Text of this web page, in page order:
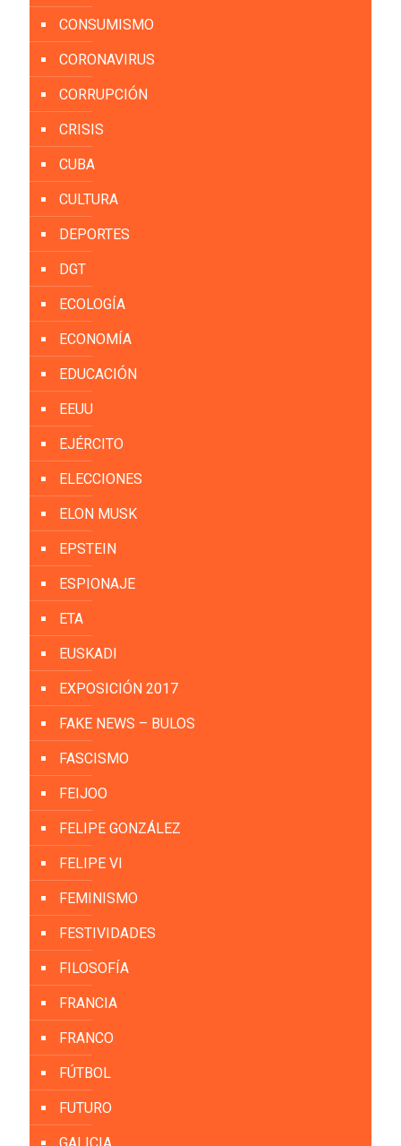
CONSUMISMO
CORONAVIRUS
CORRUPCIÓN
CRISIS
CUBA
CULTURA
DEPORTES
DGT
ECOLOGÍA
ECONOMÍA
EDUCACIÓN
EEUU
EJÉRCITO
ELECCIONES
ELON MUSK
EPSTEIN
ESPIONAJE
ETA
EUSKADI
EXPOSICIÓN 2017
FAKE NEWS – BULOS
FASCISMO
FEIJOO
FELIPE GONZÁLEZ
FELIPE VI
FEMINISMO
FESTIVIDADES
FILOSOFÍA
FRANCIA
FRANCO
FÚTBOL
FUTURO